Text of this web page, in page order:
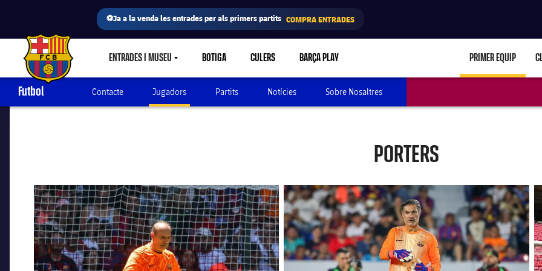
⚽Ja a la venda les entrades per als primers partits COMPRA ENTRADES
FC Barcelona club badge ENTRADES I MUSEULABEL.SHARE.CARETDOWN
BOTIGA CULERS BARÇA PLAY PRIMER EQUIP
Futbol Contacte Jugadors Partits Notícies Sobre Nosaltres
PORTERS